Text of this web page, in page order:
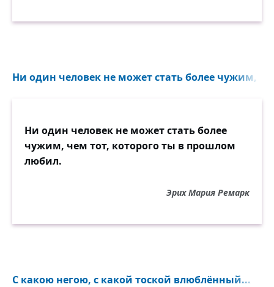
Ни один человек не может стать более чужим,
Ни один человек не может стать более
чужим, чем тот, которого ты в прошлом
любил.
Эрих Мария Ремарк
С какою негою, с какой тоской влюблённый...